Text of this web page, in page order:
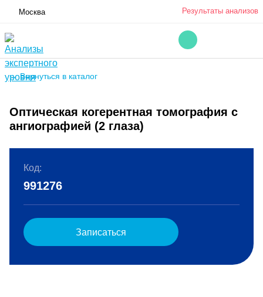
Москва Результаты анализов
← Вернуться в каталог
Оптическая когерентная томография с
ангиографией (2 глаза)
Код:
991276
Записаться